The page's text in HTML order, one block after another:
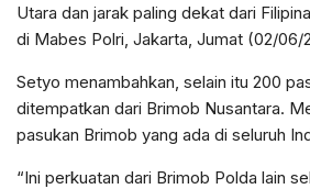
Utara dan jarak paling dekat dari
di Mabes Polri, Jakarta, Jumat (02/06/
Setyo menambahkan, selain itu 200
ditempatkan dari Brimob Nusantara.
pasukan Brimob yang ada di seluruh
“Ini perkuatan dari Brimob Polda lain